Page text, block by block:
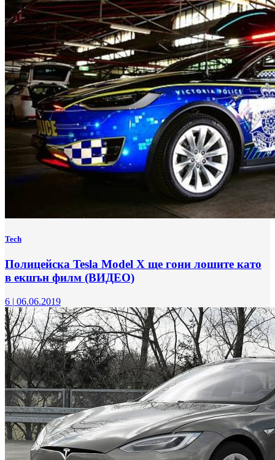
Tech
Полицейска Tesla Model X ще гони лошите като
в екшън филм (ВИДЕО)
6 | 06.06.2019